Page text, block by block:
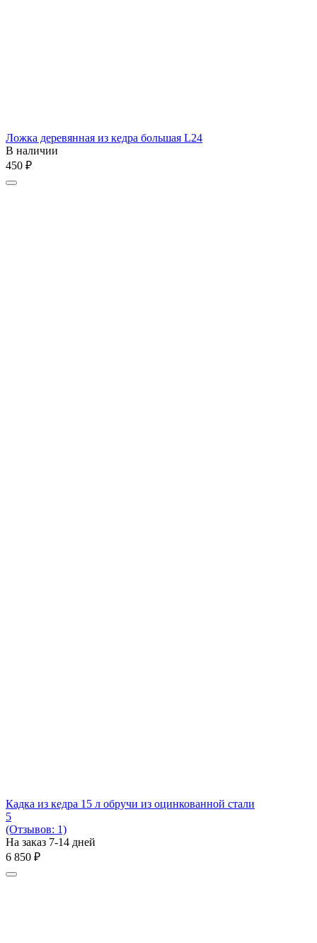
Ложка деревянная из кедра большая L24
В наличии
‍450‍ ₽
Кадка из кедра 15 л обручи из оцинкованной стали
5
(Отзывов: 1)
На заказ 7-14 дней
6 850 ₽